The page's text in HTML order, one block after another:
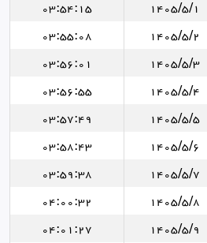
1405/5/1
03:54:15
1405/5/2
03:55:08
1405/5/3
03:56:01
1405/5/4
03:56:55
1405/5/5
03:57:49
1405/5/6
03:58:43
1405/5/7
03:59:38
1405/5/8
04:00:32
1405/5/9
04:01:27